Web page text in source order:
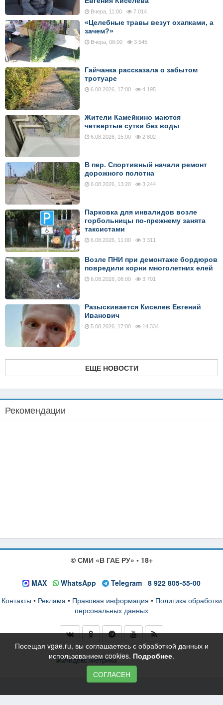
Вчера, 11:00 7 014
«Целебные травы везут охапками, а
зачем?»
Вчера, 08:00 3 545
Гайчанка рассказала о забытом
тротуаре
6.08.2026, 17:00 4 195
Жители Камейкино маются
четвертые сутки без воды
6.08.2026, 15:00 2 802
В пер. Спортивный начали ремонт
дорожного полотна
6.08.2026, 13:20 3 244
Парковка для инвалидов возле
горбольницы по-прежнему занята
таксистами
6.08.2026, 11:00 3 311
Возле ПНИ при демонтаже бордюров
повредили корни многолетних елей
6.08.2026, 08:00 3 701
Разыскивается Киселев Евгений
Иванович
5.08.2026, 17:00 14 334
ЕЩЕ НОВОСТИ
Рекомендации
© СМИ «В ГАЕ РУ» • 18+
MAX WhatsApp Telegram 8 922 805-55-00
Контакты • Реклама • Правовая информация • Политика обработки
персональных данных
Посещая vgae.ru, вы соглашаетесь с обработкой данных и
использованием cookies. Подробнее.
СОГЛАСЕН